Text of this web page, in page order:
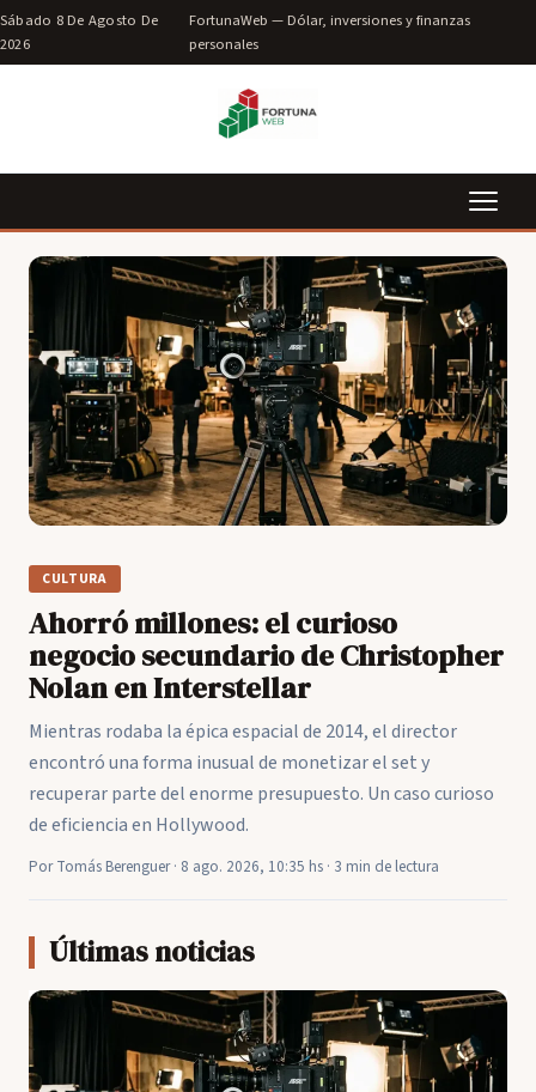
Sábado 8 De Agosto De
2026
FortunaWeb — Dólar, inversiones y finanzas
personales
CULTURA
Ahorró millones: el curioso
negocio secundario de Christopher
Nolan en Interstellar
Mientras rodaba la épica espacial de 2014, el director
encontró una forma inusual de monetizar el set y
recuperar parte del enorme presupuesto. Un caso curioso
de eficiencia en Hollywood.
Por Tomás Berenguer · 8 ago. 2026, 10:35 hs · 3 min de lectura
Últimas noticias